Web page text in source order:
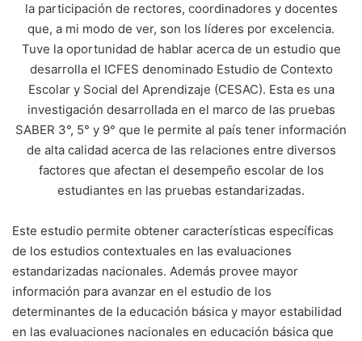
la participación de rectores, coordinadores y docentes
que, a mi modo de ver, son los líderes por excelencia.
Tuve la oportunidad de hablar acerca de un estudio que
desarrolla el ICFES denominado Estudio de Contexto
Escolar y Social del Aprendizaje (CESAC). Esta es una
investigación desarrollada en el marco de las pruebas
SABER 3°, 5° y 9° que le permite al país tener información
de alta calidad acerca de las relaciones entre diversos
factores que afectan el desempeño escolar de los
estudiantes en las pruebas estandarizadas.
Este estudio permite obtener características específicas
de los estudios contextuales en las evaluaciones
estandarizadas nacionales. Además provee mayor
información para avanzar en el estudio de los
determinantes de la educación básica y mayor estabilidad
en las evaluaciones nacionales en educación básica que